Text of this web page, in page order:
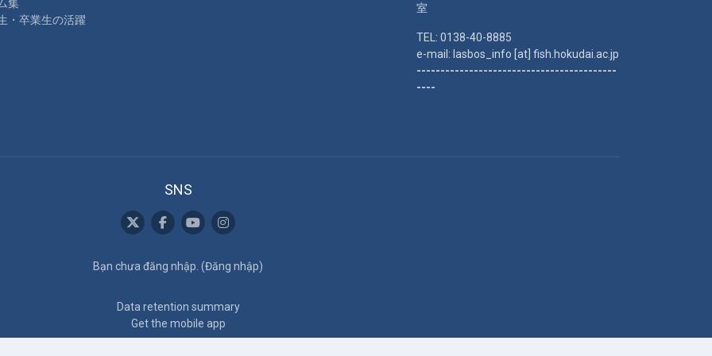
集
・卒業生の活躍
室
TEL: 0138-40-8885
e-mail: lasbos_info [at] fish.hokudai.ac.jp
------------------------------------------
----
SNS
Bạn chưa đăng nhập. (Đăng nhập)
Data retention summary
Get the mobile app